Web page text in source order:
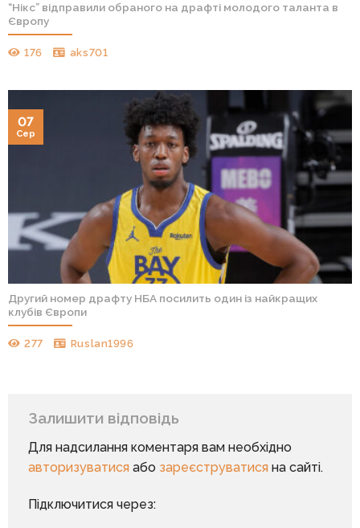
“Нікс” відправили обраного на драфті молодого таланта в
Європу
176 aks701
Другий номер драфту НБА посилить один із найкращих
клубів Європи
277 Ruslan1996
07
Сер
Залишити відповідь
Для надсилання коментаря вам необхідно
авторизуватисяабо зареєструватисяна сайті.
Підключитися через: